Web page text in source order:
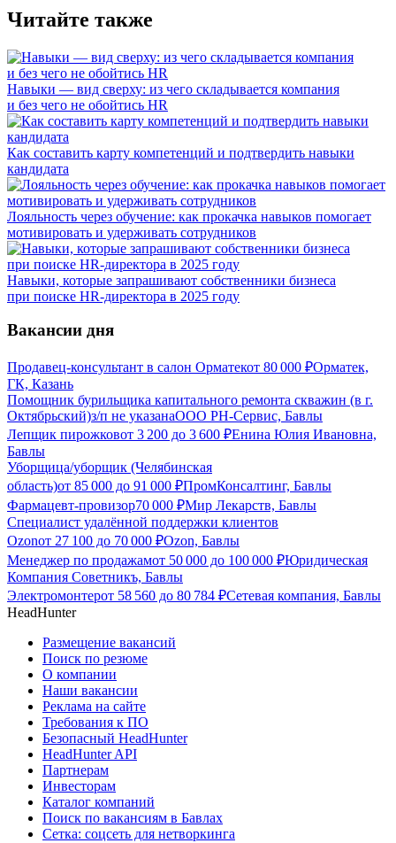
Читайте также
Навыки — вид сверху: из чего складывается компания
и без чего не обойтись HR
Как составить карту компетенций и подтвердить навыки
кандидата
Лояльность через обучение: как прокачка навыков помогает
мотивировать и удерживать сотрудников
Навыки, которые запрашивают собственники бизнеса
при поиске HR-директора в 2025 году
Вакансии дня
Продавец-консультант в салон Орматекот 80 000 ₽Орматек,
ГК, Казань
Помощник бурильщика капитального ремонта скважин (в г.
Октябрьский)з/п не указанаООО РН-Сервис, Бавлы
Лепщик пирожковот 3 200 до 3 600 ₽Енина Юлия Ивановна,
Бавлы
Уборщица/уборщик (Челябинская
область)от 85 000 до 91 000 ₽ПромКонсалтинг, Бавлы
Фармацевт-провизор70 000 ₽Мир Лекарств, Бавлы
Специалист удалённой поддержки клиентов
Ozonот 27 100 до 70 000 ₽Ozon, Бавлы
Менеджер по продажамот 50 000 до 100 000 ₽Юридическая
Компания Советникъ, Бавлы
Электромонтерот 58 560 до 80 784 ₽Сетевая компания, Бавлы
HeadHunter
Размещение вакансий
Поиск по резюме
О компании
Наши вакансии
Реклама на сайте
Требования к ПО
Безопасный HeadHunter
HeadHunter API
Партнерам
Инвесторам
Каталог компаний
Поиск по вакансиям в Бавлах
Сетка: соцсеть для нетворкинга